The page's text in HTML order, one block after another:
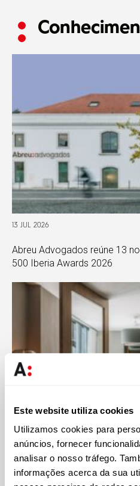
Este website utiliza cookies
Utilizamos cookies para
anúncios, fornecer
analisar o nosso tráfego.
informações acerca da sua
13 JUL 2026
Abreu Advogados reúne 13
500 Iberia Awards 2026
25 MAR 2026
Abreu Advogados reforça